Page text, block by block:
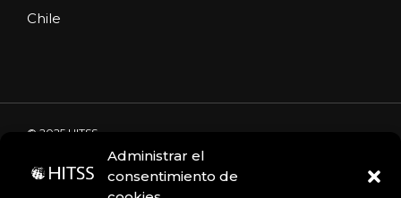
Administrar el
consentimiento de
Chile
© 2025 HITSS